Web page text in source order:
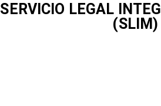
SERVICIO LEGAL
(SLIM)